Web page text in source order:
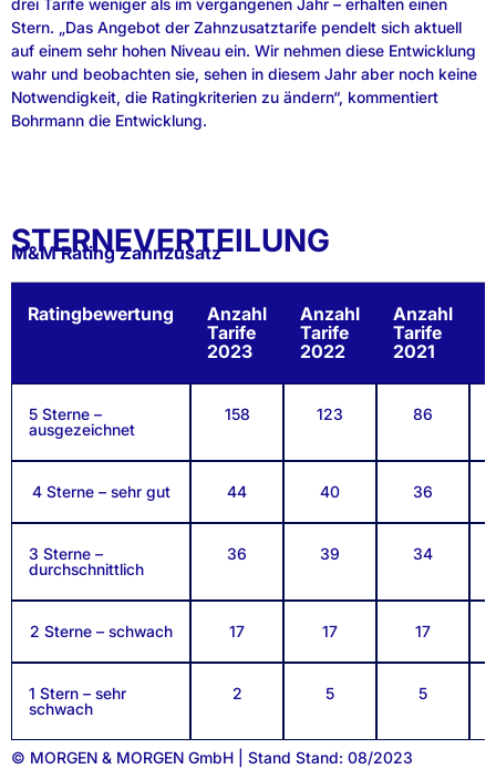
Stern. „Das Angebot der Zahnzusatztarife pendelt sich aktuell
auf einem sehr hohen Niveau ein. Wir nehmen diese Entwicklung
wahr und beobachten sie, sehen in diesem Jahr aber noch keine
Notwendigkeit, die Ratingkriterien zu ändern“, kommentiert
Bohrmann die Entwicklung.
STERNEVERTEILUNG
M&M Rating Zahnzusatz
Ratingbewertung
Anzahl
Tarife
2023
Anzahl
Tarife
2022
Anzahl
Tarife
2021
5 Sterne –
ausgezeichnet
158 123 86
4 Sterne – sehr gut 44 40 36
3 Sterne –
durchschnittlich
36 39 34
2 Sterne – schwach 17 17 17
1 Stern – sehr
schwach
2 5 5
© MORGEN & MORGEN GmbH | Stand Stand: 08/2023